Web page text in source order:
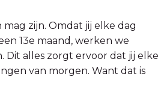
zijn. Omdat jij elke dag
13e maand, werken we
Dit alles zorgt ervoor dat jij elke
van morgen. Want dat is